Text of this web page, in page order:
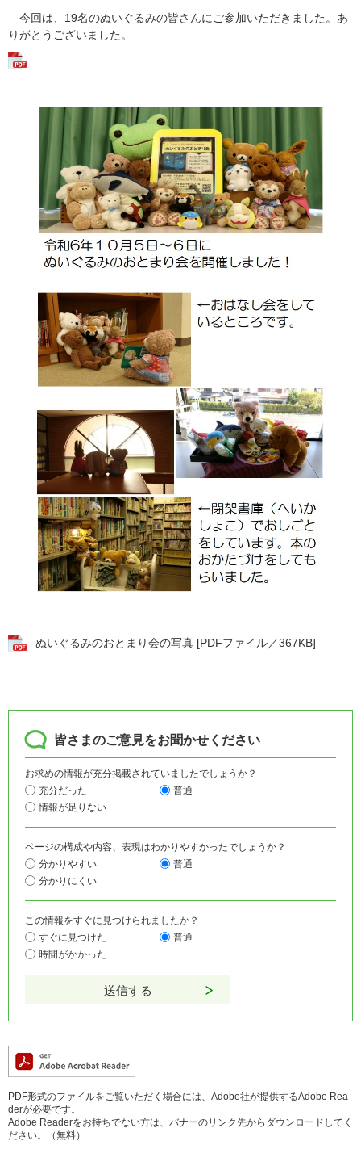
今回は、19名のぬいぐるみの皆さんにご参加いただきました。あ
りがとうございました。
ぬいぐるみのおとまり会の写真 [PDFファイル／367KB]
皆さまのご意見をお聞かせください
お求めの情報が充分掲載されていましたでしょうか？
充分だった
普通
情報が足りない
ページの構成や内容、表現はわかりやすかったでしょうか？
分かりやすい
普通
分かりにくい
この情報をすぐに見つけられましたか？
すぐに見つけた
普通
時間がかかった
PDF形式のファイルをご覧いただく場合には、Adobe社が提供するAdobe Rea
derが必要です。
Adobe Readerをお持ちでない方は、バナーのリンク先からダウンロードしてく
ださい。（無料）